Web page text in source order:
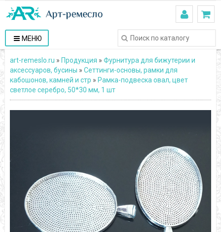
МЕНЮ
art-remeslo.ru » Продукция » Фурнитура для бижутерии и
аксессуаров, бусины » Сеттинги-основы, рамки для
кабошонов, камней и стр » Рамка-подвеска овал, цвет
светлое серебро, 50*30 мм, 1 шт